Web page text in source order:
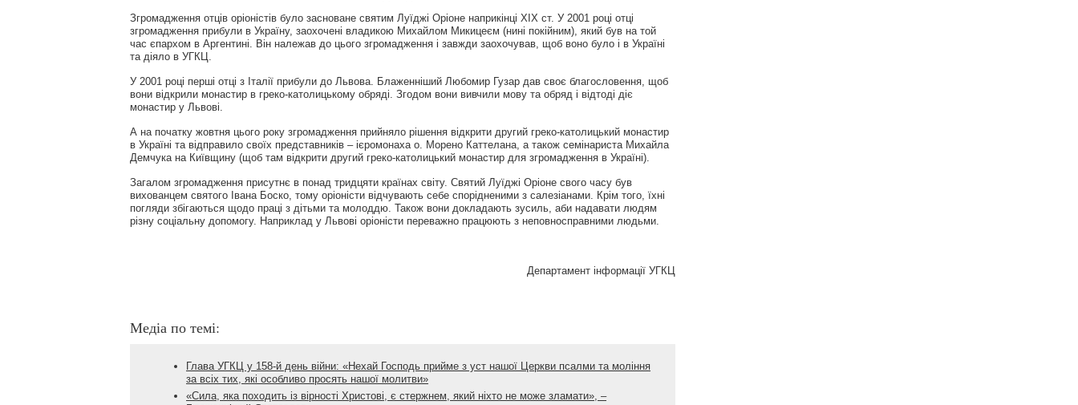
Згромадження отців оріоністів було засноване святим Луїджі Оріоне наприкінці ХІХ ст. У 2001 році отці
згромадження прибули в Україну, заохочені владикою Михайлом Микицеєм (нині покійним), який був на той
час єпархом в Аргентині. Він належав до цього згромадження і завжди заохочував, щоб воно було і в Україні
та діяло в УГКЦ.
У 2001 році перші отці з Італії прибули до Львова. Блаженніший Любомир Гузар дав своє благословення, щоб
вони відкрили монастир в греко-католицькому обряді. Згодом вони вивчили мову та обряд і відтоді діє
монастир у Львові.
А на початку жовтня цього року згромадження прийняло рішення відкрити другий греко-католицький монастир
в Україні та відправило своїх представників – ієромонаха о. Морено Каттелана, а також семінариста Михайла
Демчука на Київщину (щоб там відкрити другий греко-католицький монастир для згромадження в Україні).
Загалом згромадження присутнє в понад тридцяти країнах світу. Святий Луїджі Оріоне свого часу був
вихованцем святого Івана Боско, тому оріоністи відчувають себе спорідненими з салезіанами. Крім того, їхні
погляди збігаються щодо праці з дітьми та молоддю. Також вони докладають зусиль, аби надавати людям
різну соціальну допомогу. Наприклад у Львові оріоністи переважно працюють з неповносправними людьми.
Департамент інформації УГКЦ
Медіа по темі:
Глава УГКЦ у 158-й день війни: «Нехай Господь прийме з уст нашої Церкви псалми та моління
за всіх тих, які особливо просять нашої молитви»
«Сила, яка походить із вірності Христові, є стержнем, який ніхто не може зламати», –